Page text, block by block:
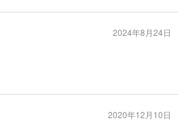
2024年8月24日
2020年12月10日